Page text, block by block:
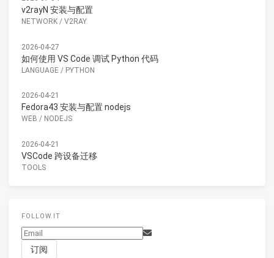
v2rayN 安装与配置
NETWORK / V2RAY
2026-04-27
如何使用 VS Code 调试 Python 代码
LANGUAGE / PYTHON
2026-04-21
Fedora43 安装与配置 nodejs
WEB / NODEJS
2026-04-21
VSCode 跨设备迁移
TOOLS
FOLLOW.IT